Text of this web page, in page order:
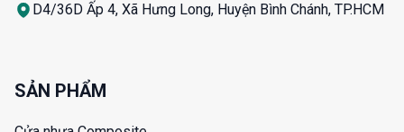
D4/36D Ấp 4, Xã Hưng Long, Huyện Bình Chánh, TP.HCM
SẢN PHẨM